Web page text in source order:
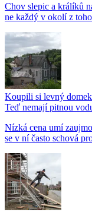
Chov slepic a králíků
ne každý v okolí z
Koupili si levný
Teď nemají pitnou
Nízká cena umí
se v ní často schová